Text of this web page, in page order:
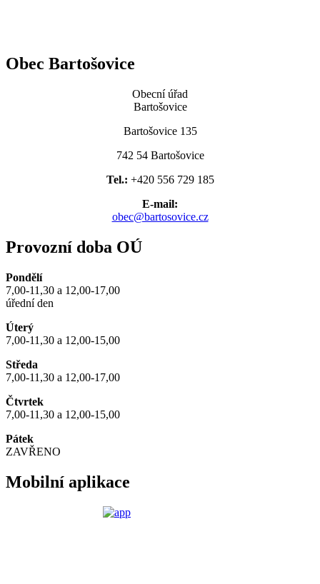
Obec Bartošovice
Obecní úřad
Bartošovice
Bartošovice 135
742 54 Bartošovice
Tel.: +420 556 729 185
E-mail:
obec@bartosovice.cz
Provozní doba OÚ
Pondělí
7,00-11,30 a 12,00-17,00
úřední den
Úterý
7,00-11,30 a 12,00-15,00
Středa
7,00-11,30 a 12,00-17,00
Čtvrtek
7,00-11,30 a 12,00-15,00
Pátek
ZAVŘENO
Mobilní aplikace